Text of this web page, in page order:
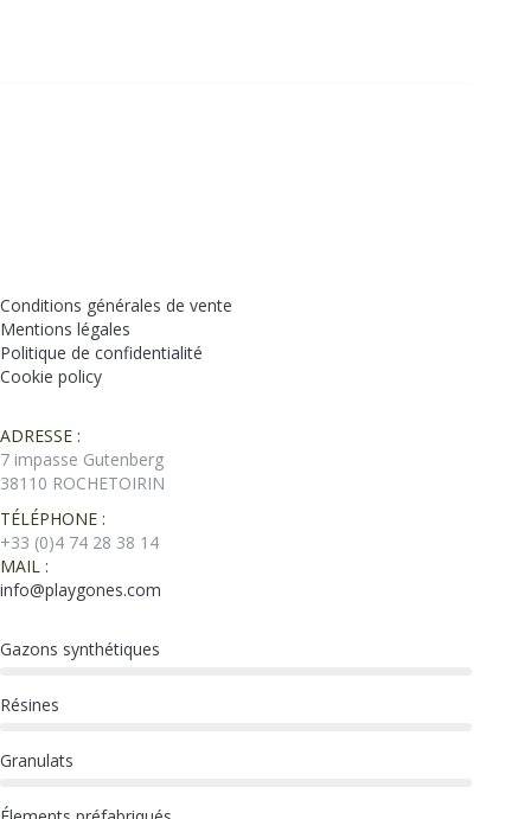
Conditions générales de vente
Mentions légales
Politique de confidentialité
Cookie policy
ADRESSE :
7 impasse Gutenberg
38110 ROCHETOIRIN
TÉLÉPHONE :
+33 (0)4 74 28 38 14
MAIL :
info@playgones.com
Gazons synthétiques
Résines
Granulats